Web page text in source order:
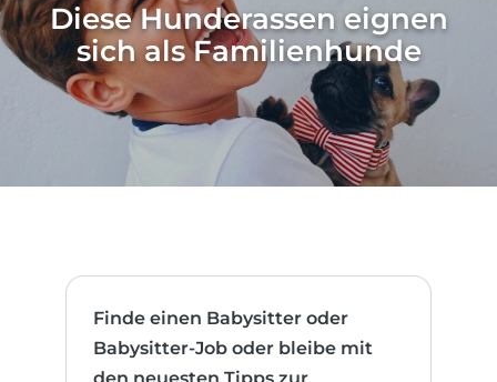
Diese Hunderassen eignen
sich als Familienhunde
Finde einen Babysitter oder
Babysitter-Job oder bleibe mit